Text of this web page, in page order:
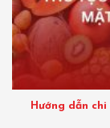
Hướng dẫn